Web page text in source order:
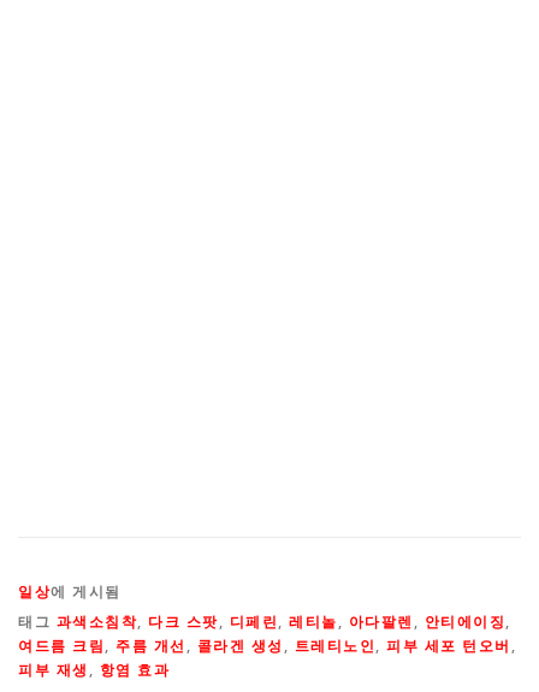
일상에 게시됨
태그 과색소침착, 다크 스팟, 디페린, 레티놀, 아다팔렌 , 안티에이징,
여드름 크림, 주름 개선 , 콜라겐 생성 , 트레티노인, 피부 세포 턴오버 ,
피부 재생 , 항염 효과